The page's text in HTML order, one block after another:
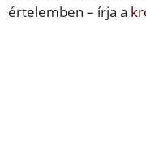
értelemben – írja a